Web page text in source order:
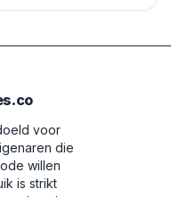
voor
die
willen
is strikt